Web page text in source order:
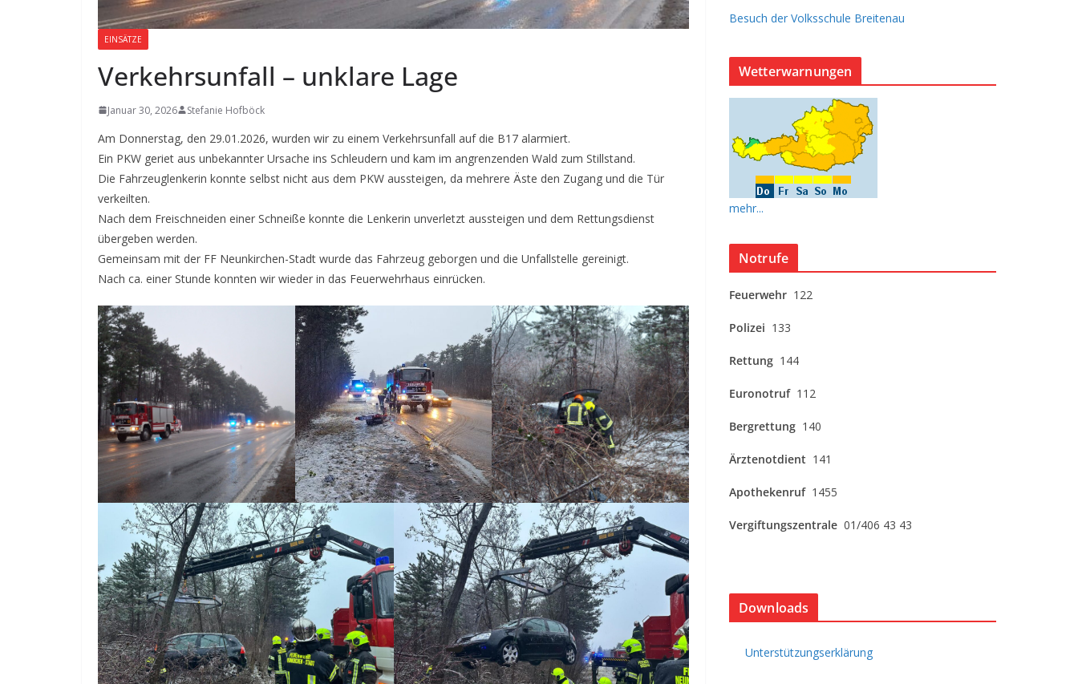
EINSÄTZE
Verkehrsunfall – unklare Lage
Januar 30, 2026 Stefanie Hofböck
Am Donnerstag, den 29.01.2026, wurden wir zu einem Verkehrsunfall auf die B17 alarmiert.
Ein PKW geriet aus unbekannter Ursache ins Schleudern und kam im angrenzenden Wald zum Stillstand.
Die Fahrzeuglenkerin konnte selbst nicht aus dem PKW aussteigen, da mehrere Äste den Zugang und die Tür
verkeilten.
Nach dem Freischneiden einer Schneiße konnte die Lenkerin unverletzt aussteigen und dem Rettungsdienst
übergeben werden.
Gemeinsam mit der FF Neunkirchen-Stadt wurde das Fahrzeug geborgen und die Unfallstelle gereinigt.
Nach ca. einer Stunde konnten wir wieder in das Feuerwehrhaus einrücken.
Besuch der Volksschule Breitenau
Wetterwarnungen
mehr...
Notrufe
Feuerwehr 122
Polizei 133
Rettung 144
Euronotruf 112
Bergrettung 140
Ärztenotdient 141
Apothekenruf 1455
Vergiftungszentrale 01/406 43 43
Downloads
Unterstützungserklärung